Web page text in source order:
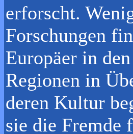
erforscht.
Forschungen
Europäer in
Regionen in
deren Kultur
sie die Fremde